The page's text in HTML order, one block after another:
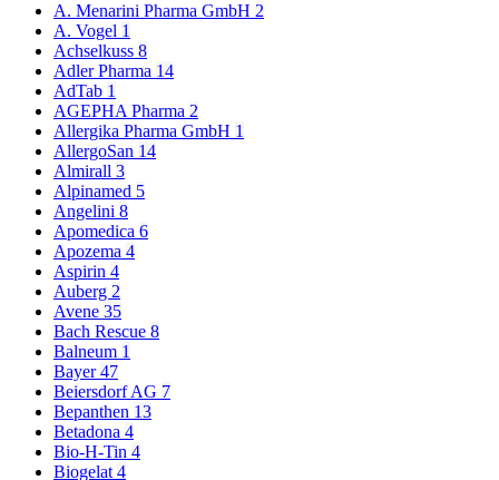
A. Menarini Pharma GmbH 2
A. Vogel 1
Achselkuss 8
Adler Pharma 14
AdTab 1
AGEPHA Pharma 2
Allergika Pharma GmbH 1
AllergoSan 14
Almirall 3
Alpinamed 5
Angelini 8
Apomedica 6
Apozema 4
Aspirin 4
Auberg 2
Avene 35
Bach Rescue 8
Balneum 1
Bayer47
Beiersdorf AG 7
Bepanthen 13
Betadona 4
Bio-H-Tin 4
Biogelat 4